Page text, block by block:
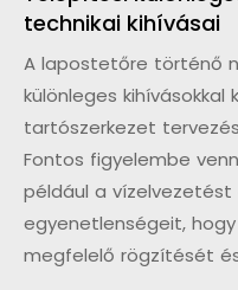
technikai kihívásai
A lapostetőre történő
különleges kihívásokkal
tartószerkezet
Fontos figyelembe
például a
egyenetlenségeit,
megfelelő rögzítését